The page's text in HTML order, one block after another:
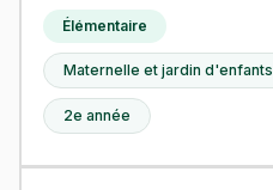
Élémentaire
Maternelle et jardin d'enfants
2e année